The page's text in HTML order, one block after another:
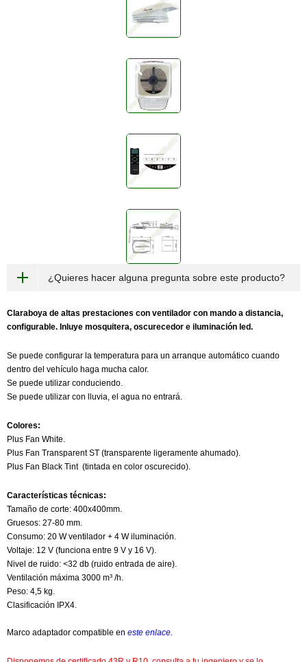
¿Quieres hacer alguna pregunta sobre este producto?
Claraboya de altas prestaciones con ventilador con mando a distancia,
configurable. Inluye mosquitera, oscurecedor e iluminación led.
Se puede configurar la temperatura para un arranque automático cuando
dentro del vehículo haga mucha calor.
Se puede utilizar conduciendo.
Se puede utilizar con lluvia, el agua no entrará.
Colores:
Plus Fan White.
Plus Fan Transparent ST (transparente ligeramente ahumado).
Plus Fan Black Tint (tintada en color oscurecido).
Características técnicas:
Tamaño de corte: 400x400mm.
Gruesos: 27-80 mm.
Consumo: 20 W ventilador + 4 W iluminación.
Voltaje: 12 V (funciona entre 9 V y 16 V).
Nivel de ruido: <32 db (ruido entrada de aire).
Ventilación máxima 3000 m³ /h.
Peso: 4,5 kg.
Clasificación IPX4.
Marco adaptador compatible en este enlace.